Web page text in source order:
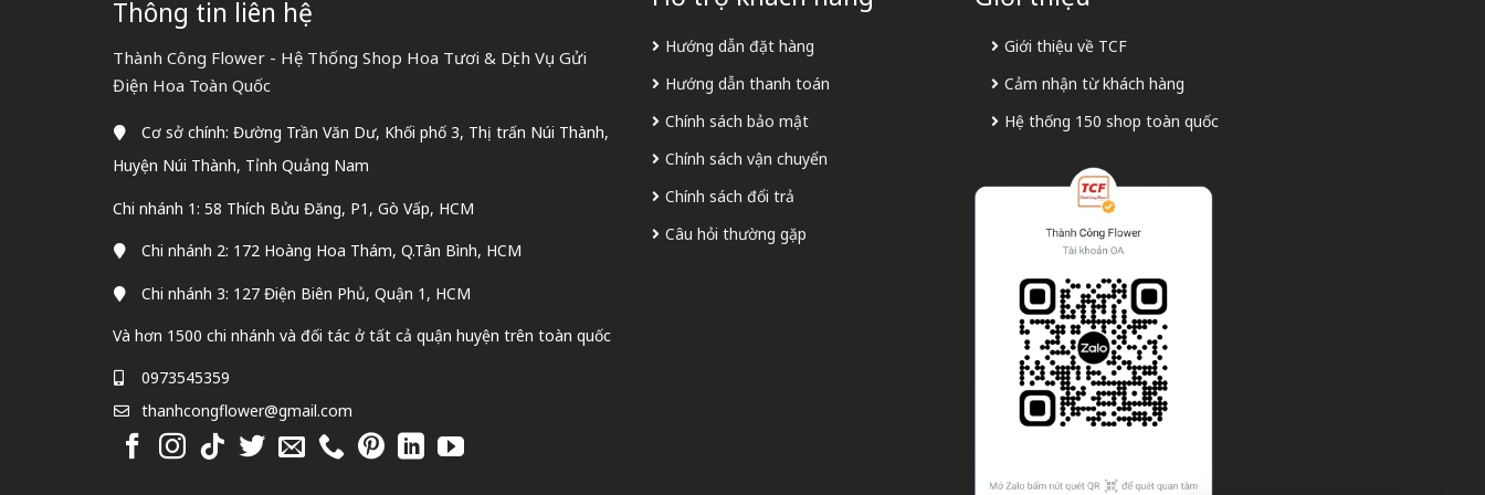
Thông tin liên hệ
Thành Công Flower - Hệ Thống Shop Hoa Tươi & Dịch Vụ Gửi
Điện Hoa Toàn Quốc
Cơ sở chính: Đường Trần Văn Dư, Khối phố 3, Thị trấn Núi Thành,
Huyện Núi Thành, Tỉnh Quảng Nam
Chi nhánh 1: 58 Thích Bửu Đăng, P1, Gò Vấp, HCM
Chi nhánh 2: 172 Hoàng Hoa Thám, Q.Tân Bình, HCM
Chi nhánh 3: 127 Điện Biên Phủ, Quận 1, HCM
Và hơn 1500 chi nhánh và đối tác ở tất cả quận huyện trên toàn quốc
0973545359
thanhcongflower@gmail.com
Hướng dẫn đặt hàng
Hướng dẫn thanh toán
Chính sách bảo mật
Chính sách vận chuyển
Chính sách đổi trả
Câu hỏi thường gặp
Giới thiệu về TCF
Cảm nhận từ khách hàng
Hệ thống 150 shop toàn quốc